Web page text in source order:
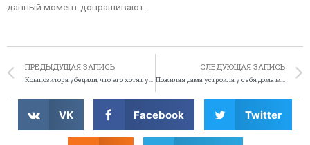
данный момент допрашивают.
ПРЕДЫДУЩАЯ ЗАПИСЬ
Композитора убедили, что его хотят убить священники
СЛЕДУЮЩАЯ ЗАПИСЬ
Пожилая дама устроила у себя дома музей монархии
VK Facebook Twitter